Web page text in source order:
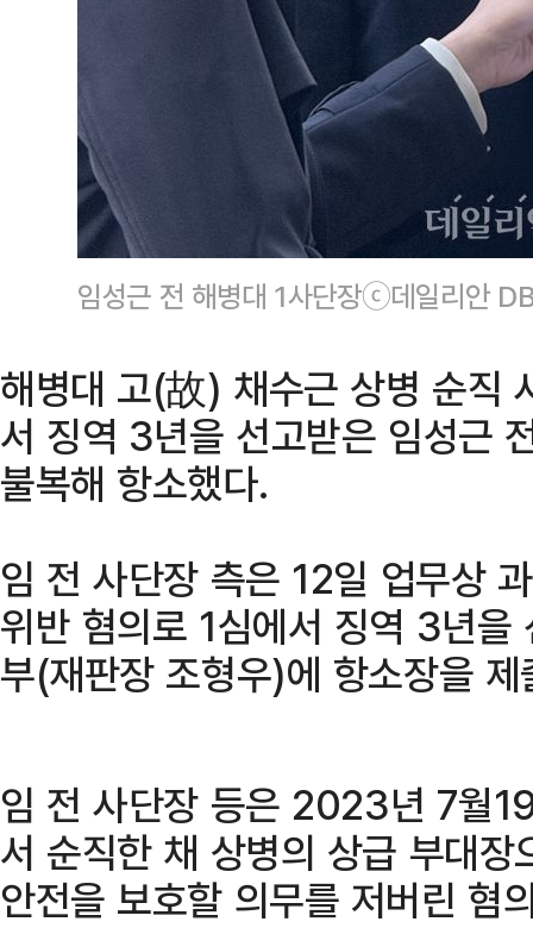
임성근 전 해병대 1사단장ⓒ데일리안
해병대 고(故) 채수근 상병 순직
서 징역 3년을 선고받은 임성근
불복해 항소했다.
임 전 사단장 측은 12일 업무상
위반 혐의로 1심에서 징역 3년
부(재판장 조형우)에 항소장을 제
임 전 사단장 등은 2023년 7월
서 순직한 채 상병의 상급 부대장
안전을 보호할 의무를 저버린 혐